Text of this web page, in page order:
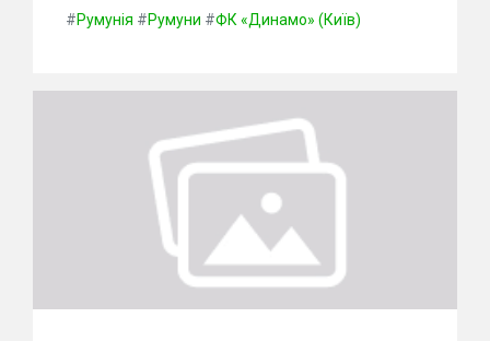
#Румунія #Румуни #ФК «Динамо» (Київ)